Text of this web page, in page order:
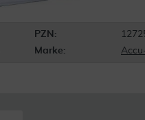
PZN:
Marke: